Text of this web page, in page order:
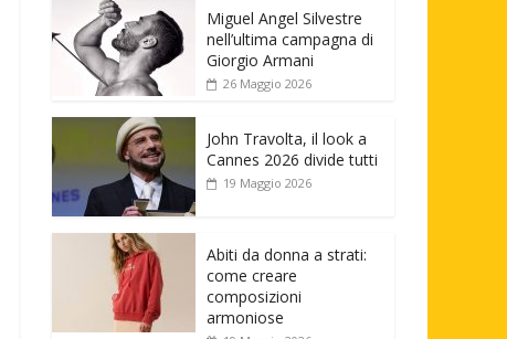
Miguel Angel Silvestre
nell’ultima campagna di
Giorgio Armani
26 Maggio 2026
John Travolta, il look a
Cannes 2026 divide tutti
19 Maggio 2026
Abiti da donna a strati:
come creare
composizioni
armoniose